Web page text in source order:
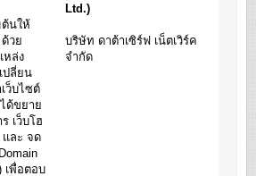
ต้นให้
วย
หล่ง
ปลี่ยน
ว็บไซต์
ด้ขยาย
เว็บโฮ
และ จด
เพื่อตอบ
Ltd.)
บริษัท ดาต้าเซิร์ฟ เน็ตเวิร์ค
จำกัด